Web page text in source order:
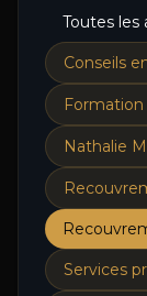
Toutes les
Conseils
Nathalie
Services